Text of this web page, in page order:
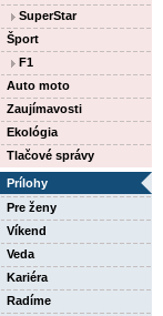
SuperStar
Šport
F1
Auto moto
Zaujímavosti
Ekológia
Tlačové správy
Prílohy
Pre ženy
Víkend
Veda
Kariéra
Radíme